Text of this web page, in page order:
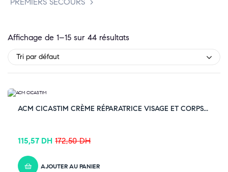
Affichage de 1–15 sur 44 résultats
Tri par défaut
ACM CICASTIM CRÈME RÉPARATRICE VISAGE ET CORPS...
172,50DH
115,57 DH
AJOUTER AU PANIER